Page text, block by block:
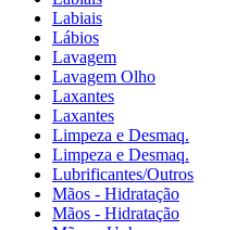
Labiais
Lábios
Lavagem
Lavagem Olho
Laxantes
Laxantes
Limpeza e Desmaq.
Limpeza e Desmaq.
Lubrificantes/Outros
Mãos - Hidratação
Mãos - Hidratação